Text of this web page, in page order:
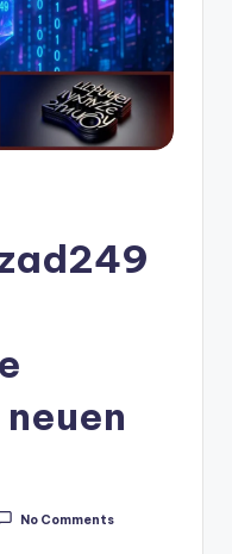
No Comments